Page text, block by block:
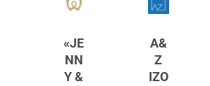
«JE
NN
Y &
A&
Z
IZO